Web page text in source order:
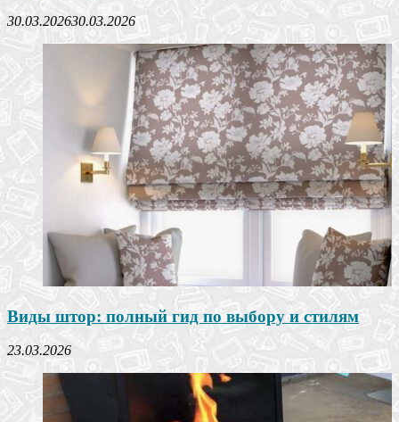
30.03.202630.03.2026
Виды штор: полный гид по выбору и стилям
23.03.2026